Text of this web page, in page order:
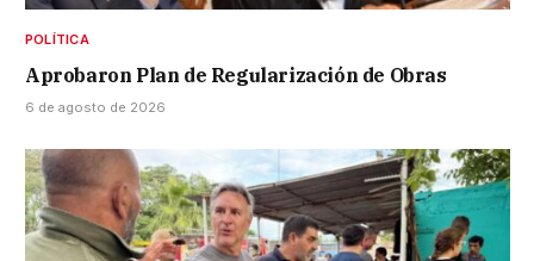
POLÍTICA
Aprobaron Plan de Regularización de Obras
6 de agosto de 2026